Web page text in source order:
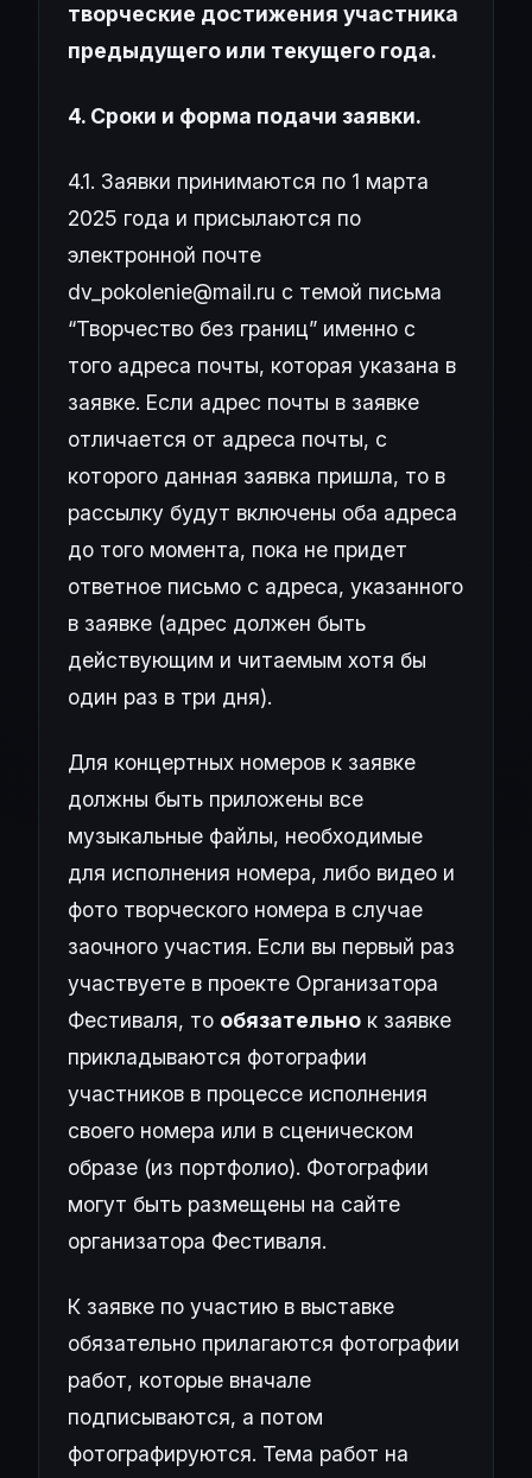
творческие достижения участника
предыдущего или текущего года.
4. Сроки и форма подачи заявки.
4.1. Заявки принимаются по 1 марта
2025 года и присылаются по
электронной почте
dv_pokolenie@mail.ru с темой письма
“Творчество без границ” именно с
того адреса почты, которая указана в
заявке. Если адрес почты в заявке
отличается от адреса почты, с
которого данная заявка пришла, то в
рассылку будут включены оба адреса
до того момента, пока не придет
ответное письмо с адреса, указанного
в заявке (адрес должен быть
действующим и читаемым хотя бы
один раз в три дня).
Для концертных номеров к заявке
должны быть приложены все
музыкальные файлы, необходимые
для исполнения номера, либо видео и
фото творческого номера в случае
заочного участия. Если вы первый раз
участвуете в проекте Организатора
Фестиваля, то обязательно к заявке
прикладываются фотографии
участников в процессе исполнения
своего номера или в сценическом
образе (из портфолио). Фотографии
могут быть размещены на сайте
организатора Фестиваля.
К заявке по участию в выставке
обязательно прилагаются фотографии
работ, которые вначале
подписываются, а потом
фотографируются. Тема работ на